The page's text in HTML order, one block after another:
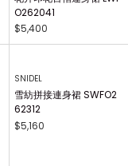
O262041
$5,400
SNIDEL
雪紡拼接連身裙 SWFO2
62312
$5,160